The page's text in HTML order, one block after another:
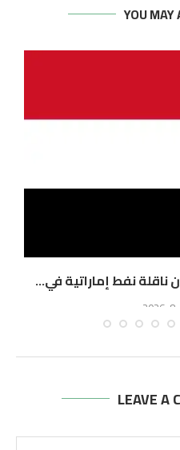
YOU
نفط إماراتية في...
LEAVE A